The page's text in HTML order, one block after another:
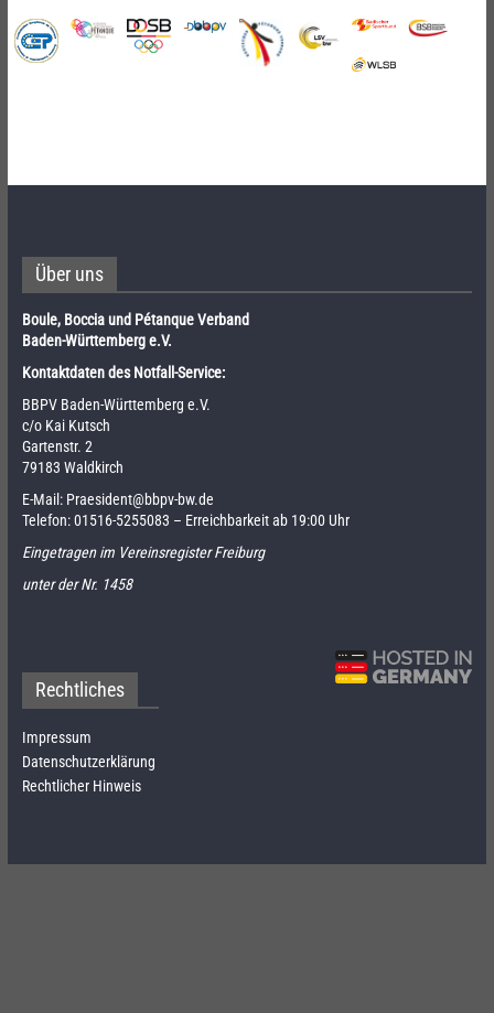
Über uns
Boule, Boccia und Pétanque Verband
Baden-Württemberg e.V.
Kontaktdaten des Notfall-Service:
BBPV Baden-Württemberg e.V.
c/o Kai Kutsch
Gartenstr. 2
79183 Waldkirch
E-Mail: Praesident@bbpv-bw.de
Telefon:01516-5255083 – Erreichbarkeit ab 19:00 Uhr
Eingetragen im Vereinsregister Freiburg
unter der Nr. 1458
Rechtliches
Impressum
Datenschutzerklärung
Rechtlicher Hinweis